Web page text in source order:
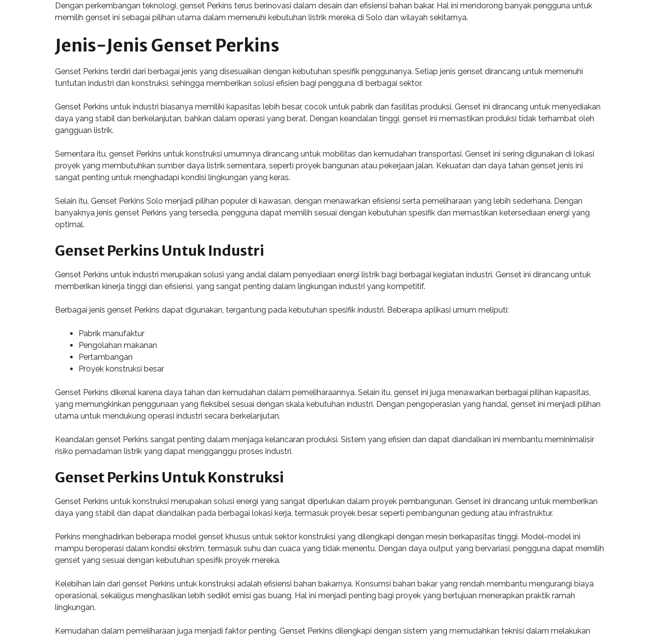
Dengan perkembangan teknologi, genset Perkins terus berinovasi dalam desain dan efisiensi bahan bakar. Hal ini mendorong banyak pengguna untuk
memilih genset ini sebagai pilihan utama dalam memenuhi kebutuhan listrik mereka di Solo dan wilayah sekitarnya.
Jenis-Jenis Genset Perkins
Genset Perkins terdiri dari berbagai jenis yang disesuaikan dengan kebutuhan spesifik penggunanya. Setiap jenis genset dirancang untuk memenuhi
tuntutan industri dan konstruksi, sehingga memberikan solusi efisien bagi pengguna di berbagai sektor.
Genset Perkins untuk industri biasanya memiliki kapasitas lebih besar, cocok untuk pabrik dan fasilitas produksi. Genset ini dirancang untuk menyediakan
daya yang stabil dan berkelanjutan, bahkan dalam operasi yang berat. Dengan keandalan tinggi, genset ini memastikan produksi tidak terhambat oleh
gangguan listrik.
Sementara itu, genset Perkins untuk konstruksi umumnya dirancang untuk mobilitas dan kemudahan transportasi. Genset ini sering digunakan di lokasi
proyek yang membutuhkan sumber daya listrik sementara, seperti proyek bangunan atau pekerjaan jalan. Kekuatan dan daya tahan genset jenis ini
sangat penting untuk menghadapi kondisi lingkungan yang keras.
Selain itu, Genset Perkins Solo menjadi pilihan populer di kawasan, dengan menawarkan efisiensi serta pemeliharaan yang lebih sederhana. Dengan
banyaknya jenis genset Perkins yang tersedia, pengguna dapat memilih sesuai dengan kebutuhan spesifik dan memastikan ketersediaan energi yang
optimal.
Genset Perkins Untuk Industri
Genset Perkins untuk industri merupakan solusi yang andal dalam penyediaan energi listrik bagi berbagai kegiatan industri. Genset ini dirancang untuk
memberikan kinerja tinggi dan efisiensi, yang sangat penting dalam lingkungan industri yang kompetitif.
Berbagai jenis genset Perkins dapat digunakan, tergantung pada kebutuhan spesifik industri. Beberapa aplikasi umum meliputi:
Pabrik manufaktur
Pengolahan makanan
Pertambangan
Proyek konstruksi besar
Genset Perkins dikenal karena daya tahan dan kemudahan dalam pemeliharaannya. Selain itu, genset ini juga menawarkan berbagai pilihan kapasitas,
yang memungkinkan penggunaan yang fleksibel sesuai dengan skala kebutuhan industri. Dengan pengoperasian yang handal, genset ini menjadi pilihan
utama untuk mendukung operasi industri secara berkelanjutan.
Keandalan genset Perkins sangat penting dalam menjaga kelancaran produksi. Sistem yang efisien dan dapat diandalkan ini membantu meminimalisir
risiko pemadaman listrik yang dapat mengganggu proses industri.
Genset Perkins Untuk Konstruksi
Genset Perkins untuk konstruksi merupakan solusi energi yang sangat diperlukan dalam proyek pembangunan. Genset ini dirancang untuk memberikan
daya yang stabil dan dapat diandalkan pada berbagai lokasi kerja, termasuk proyek besar seperti pembangunan gedung atau infrastruktur.
Perkins menghadirkan beberapa model genset khusus untuk sektor konstruksi yang dilengkapi dengan mesin berkapasitas tinggi. Model-model ini
mampu beroperasi dalam kondisi ekstrim, termasuk suhu dan cuaca yang tidak menentu. Dengan daya output yang bervariasi, pengguna dapat memilih
genset yang sesuai dengan kebutuhan spesifik proyek mereka.
Kelebihan lain dari genset Perkins untuk konstruksi adalah efisiensi bahan bakarnya. Konsumsi bahan bakar yang rendah membantu mengurangi biaya
operasional, sekaligus menghasilkan lebih sedikit emisi gas buang. Hal ini menjadi penting bagi proyek yang bertujuan menerapkan praktik ramah
lingkungan.
Kemudahan dalam pemeliharaan juga menjadi faktor penting. Genset Perkins dilengkapi dengan sistem yang memudahkan teknisi dalam melakukan